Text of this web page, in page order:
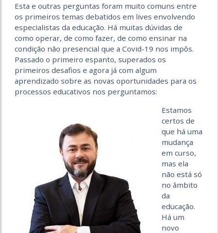
Esta e outras perguntas foram muito comuns entre
os primeiros temas debatidos em lives envolvendo
especialistas da educação. Há muitas dúvidas de
como operar, de como fazer, de como ensinar na
condição não presencial que a Covid-19 nos impôs.
Passado o primeiro espanto, superados os
primeiros desafios e agora já com algum
aprendizado sobre as novas oportunidades para os
processos educativos nos perguntamos:
Estamos
certos de
que há uma
mudança
em curso,
mas ela
não está só
no âmbito
da
educação.
Há um
novo